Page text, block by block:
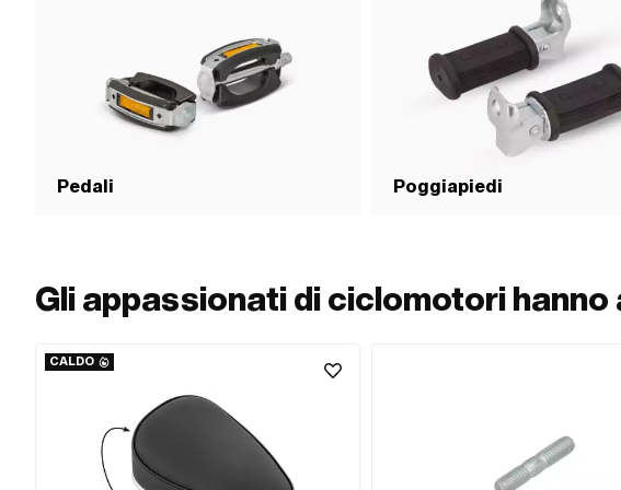
distacco (a seconda del materiale): 12 N/m ·
distacco (a seconda del materiale): 26 N/m
Pedali Poggiapiedi
Gli appassionati di ciclomotori
CALDO